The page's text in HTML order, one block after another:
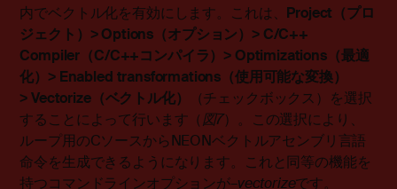
内でベクトル化を有効にします。これは、 Project （プロ
ジェクト） > Options （オプション） > C/C++
Compiler （C/C++コンパイラ） > Optimizations（最適
化） > Enabled transformations （使用可能な変換）
> Vectorize（ベクトル化）
（チェックボックス）を選択
することによって行います（図7）。この選択により、
ループ用のCソースからNEONベクトルアセンブリ言語
命令を生成できるようになります。これと同等の機能を
持つコマンドラインオプションが–vectorizeです。